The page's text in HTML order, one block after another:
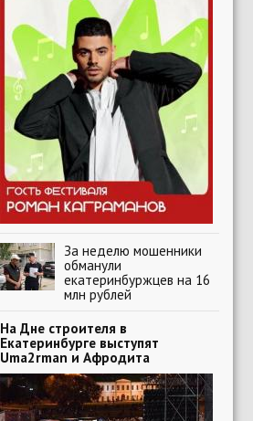
За неделю мошенники
обманули
екатеринбуржцев на 16
млн рублей
На Дне строителя в
Екатеринбурге выступят
Uma2rman и Афродита